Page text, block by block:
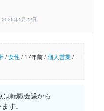
2026年1月22日
/女性/17年前 / 個人営業/
転職会議から
す。